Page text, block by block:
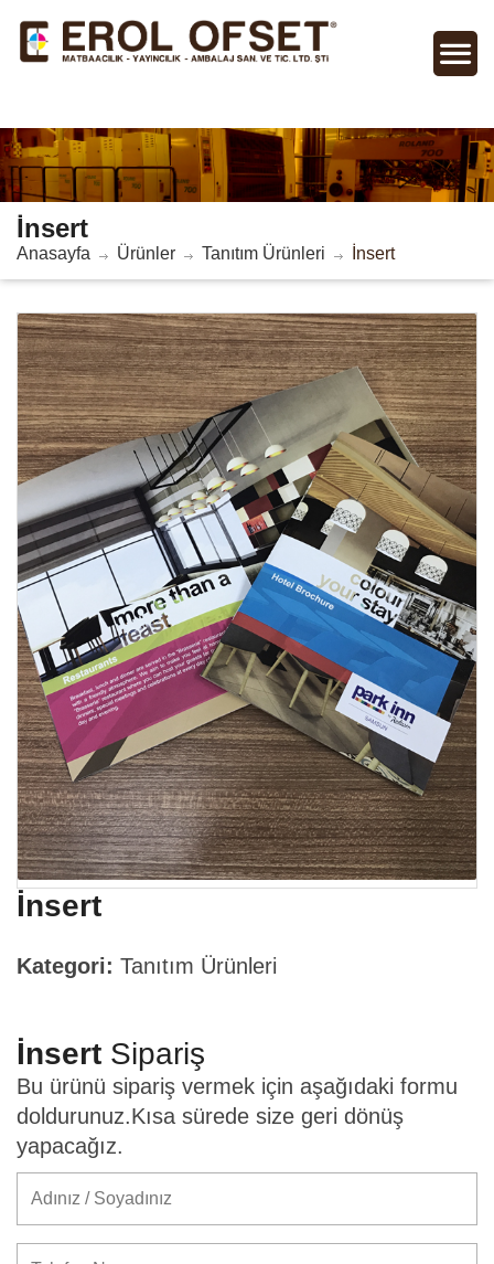
İnsert
Anasayfa Ürünler Tanıtım Ürünleri İnsert
İnsert
Kategori: Tanıtım Ürünleri
İnsert Sipariş
Bu ürünü sipariş vermek için aşağıdaki formu
doldurunuz.Kısa sürede size geri dönüş
yapacağız.